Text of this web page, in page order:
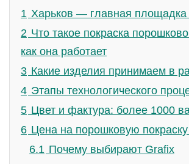
1 Харьков — главная площадка
2 Что такое покраска
как она работает
3 Какие изделия принимаем в
4 Этапы технологического
5 Цвет и фактура: более 1000
6 Цена на порошковую
6.1 Почему выбирают Grafix